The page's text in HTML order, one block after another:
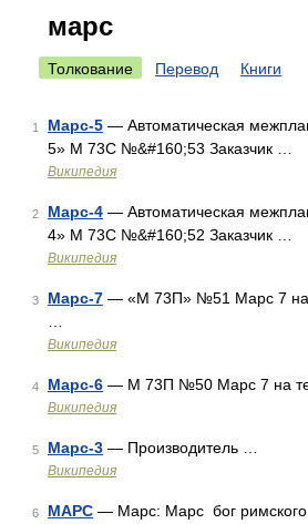
марс
Толкование Перевод Книги
1 Марс-5 — Автоматическая
5» М 73С №&#160;53 Заказчик …
Википедия
2 Марс-4 — Автоматическая
4» М 73С №&#160;52 Заказчик …
Википедия
3 Марс-7 — «М 73П» №51 Марс 7 на
Википедия
4 Марс-6 — М 73П №50 Марс 7 на
Википедия
5 Марс-3 — Производитель …
Википедия
6 МАРС — Марс: Марс бог